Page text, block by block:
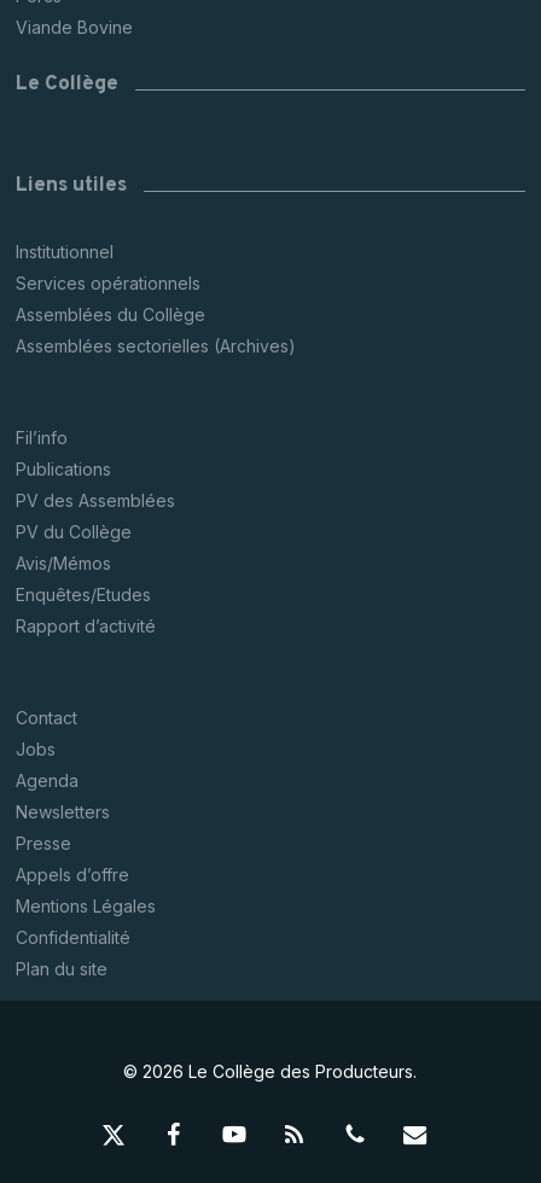
Viande Bovine
Le Collège
Liens utiles
Institutionnel
Services opérationnels
Assemblées du Collège
Assemblées sectorielles (Archives)
Fil’info
Publications
PV des Assemblées
PV du Collège
Avis/Mémos
Enquêtes/Etudes
Rapport d’activité
Contact
Jobs
Agenda
Newsletters
Presse
Appels d’offre
Mentions Légales
Confidentialité
Plan du site
© 2026 Le Collège des Producteurs.
x-
facebookyoutubeRSS phone email